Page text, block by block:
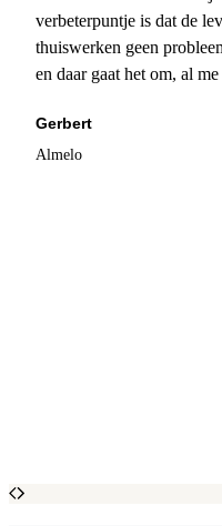
verbeterpuntje is dat de
thuiswerken geen
en daar gaat het om, al
Gerbert
Almelo